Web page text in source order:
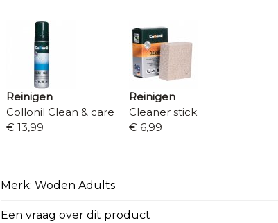
Reinigen
Collonil Clean & care
€ 13,99
Reinigen
Cleaner stick
€ 6,99
Merk: Woden Adults
Een vraag over dit product